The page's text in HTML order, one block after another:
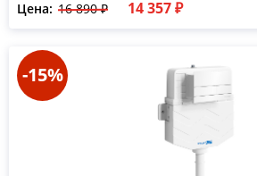
Цена: 16 890 ₽ 14 357 ₽
-15%